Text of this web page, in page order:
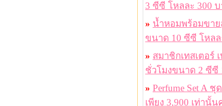
3 ซีซี โหลละ 300
» น้ำหอมพร้อมขา
ขนาด 10 ซีซี โหลล
» สมาชิกเทสเตอร์
ชั่วโมงขนาด 2 ซีซี
» Perfume Set A
เพียง 3,900 เท่านั้น